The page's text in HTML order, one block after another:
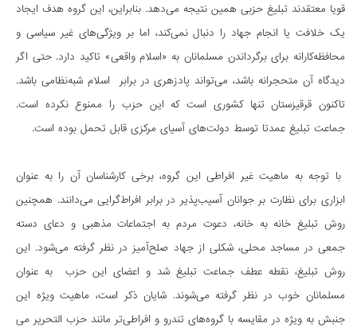
قویا معتقدند تبلیغ حزبی همین نتیجه می‌دهد. بنابراین، این گروه هدف ایجاد
یک خلافت یا انجام جهاد را دنبال نمی­‌کند، اما بر ویژگی­‌های غیر سیاسی و
محافظه­‌کارانه برای برگرداندن مسلمانان به «اسلام واقعی» تاکید دارد. حتی اگر
دیدگاه آن متحجرانه باشد، می‌­تواند پادزهری در برابر اسلام شبه­‌نظامی باشد.
تاکنون قرقیزستان تنها کشوری است که این حزب را ممنوع نکرده است.
جماعت تبلیغ عمدتا توسط دولت­‌های آسیای مرکزی قابل تحمل بوده است.
با توجه به ماهیت غیر افراطی این گروه، برخی کارشناسان آن را به عنوان
ابزاری برای نظارت بر جوانان آسیب‌­پذیر در برابر افراط­‌گرایی می­‌دانند. همچنین
روش تبلیغ خانه به خانه، دعوت مردم به اجتماعات مذهبی و دعای دسته
جمعی در مساجد محلی، شکلی از جهاد صلح‌­آمیز در نظر گرفته می­‌شود. این
روش تبلیغ، نقطه عطف جماعت تبلیغ شد و اعضای این حزب به عنوان
مسلمانان خوب در نظر گرفته می‌­شوند. شایان ذکر است، ماهیت ویژه این
جنبش به ویژه در مقایسه با گروه­‌های تندرو و افراطی­‌تر مانند حزب التحریر می­‌